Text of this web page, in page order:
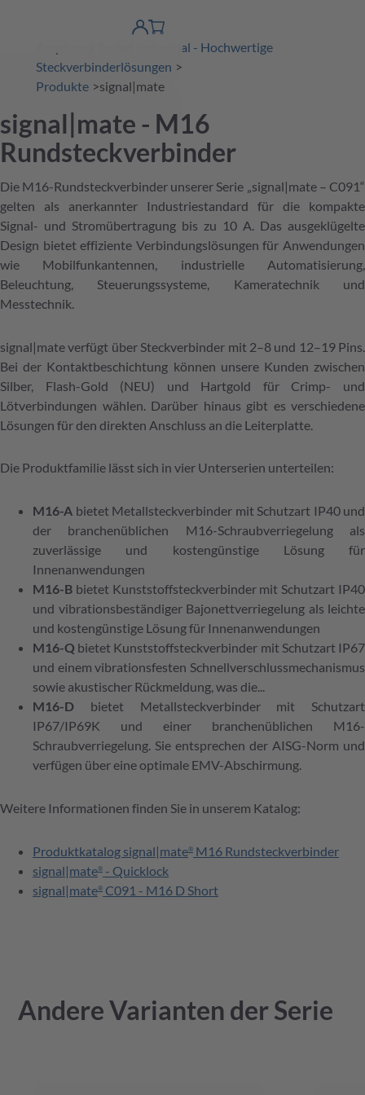
Produktfinder
Warenkorb
Amphenol Tuchel Industrial - Hochwertige
Steckverbinderlösungen
Produkte
signal|mate
signal|mate - M16
Rundsteckverbinder
Die M16-Rundsteckverbinder unserer Serie „signal|mate – C091“
gelten als anerkannter Industriestandard für die kompakte
Signal- und Stromübertragung bis zu 10 A. Das ausgeklügelte
Design bietet effiziente Verbindungslösungen für Anwendungen
wie Mobilfunkantennen, industrielle Automatisierung,
Beleuchtung, Steuerungssysteme, Kameratechnik und
Messtechnik.
signal|mate verfügt über Steckverbinder mit 2–8 und 12–19 Pins.
Bei der Kontaktbeschichtung können unsere Kunden zwischen
Silber, Flash-Gold (NEU) und Hartgold für Crimp- und
Lötverbindungen wählen. Darüber hinaus gibt es verschiedene
Lösungen für den direkten Anschluss an die Leiterplatte.
Die Produktfamilie lässt sich in vier Unterserien unterteilen:
M16-A bietet Metallsteckverbinder mit Schutzart IP40 und
der branchenüblichen M16-Schraubverriegelung als
zuverlässige und kostengünstige Lösung für
Innenanwendungen
M16-B bietet Kunststoffsteckverbinder mit Schutzart IP40
und vibrationsbeständiger Bajonettverriegelung als leichte
und kostengünstige Lösung für Innenanwendungen
M16-Q bietet Kunststoffsteckverbinder mit Schutzart IP67
und einem vibrationsfesten Schnellverschlussmechanismus
sowie akustischer Rückmeldung, was die...
M16-D bietet Metallsteckverbinder mit Schutzart
IP67/IP69K und einer branchenüblichen M16-
Schraubverriegelung. Sie entsprechen der AISG-Norm und
verfügen über eine optimale EMV-Abschirmung.
Weitere Informationen finden Sie in unserem Katalog:
Produktkatalog signal|mate® M16 Rundsteckverbinder
signal|mate® - Quicklock
signal|mate® C091 - M16 D Short
Andere Varianten der Serie